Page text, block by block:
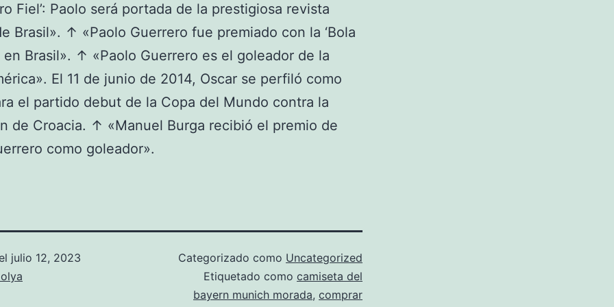
Fiel’: Paolo será portada de la prestigiosa revista
Brasil». ↑ «Paolo Guerrero fue premiado con la ‘Bola
en Brasil». ↑ «Paolo Guerrero es el goleador de la
El 11 de junio de 2014, Oscar se perfiló como
el partido debut de la Copa del Mundo contra la
de Croacia. ↑ «Manuel Burga recibió el premio de
como goleador».
julio 12, 2023
Categorizado como Uncategorized
Etiquetado como camiseta del
bayern munich morada, comprar